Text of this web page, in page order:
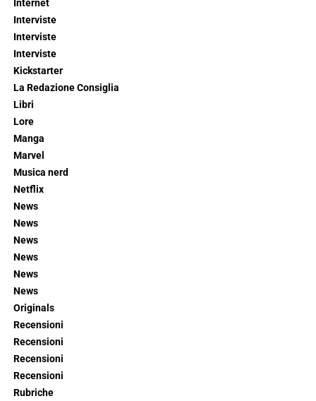
Internet
Interviste
Interviste
Interviste
Kickstarter
La Redazione Consiglia
Libri
Lore
Manga
Marvel
Musica nerd
Netflix
News
News
News
News
News
News
Originals
Recensioni
Recensioni
Recensioni
Recensioni
Rubriche